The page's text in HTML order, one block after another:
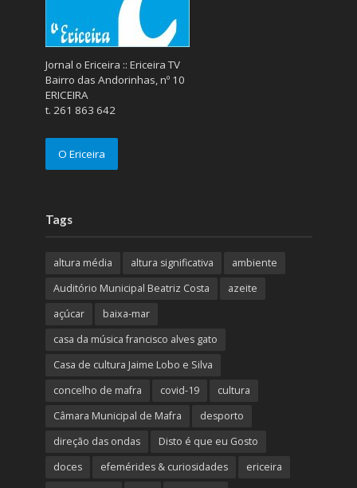
Jornal o Ericeira :: Ericeira TV
Bairro das Andorinhas, nº 10
ERICEIRA
t. 261 863 642
O Ericeira
Tags
altura média altura significativa
ambiente
Auditório Municipal Beatriz Costa
azeite
açúcar
baixa-mar
casa da música francisco alves gato
Casa de cultura Jaime Lobo e Silva
concelho de mafra
covid-19
cultura
Câmara Municipal de Mafra
desporto
direção das ondas
Disto é que eu Gosto
doces
efemérides & curiosidades
ericeira